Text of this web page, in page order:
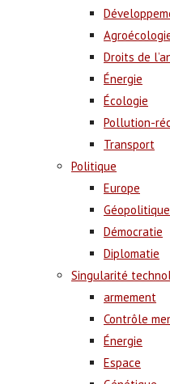
Droits de
Énergie
Écologie
Pollution-
Transport
Politique
Europe
Géopolitique
Démocratie
Diplomatie
Singularité
armement
Contrôle
Énergie
Espace